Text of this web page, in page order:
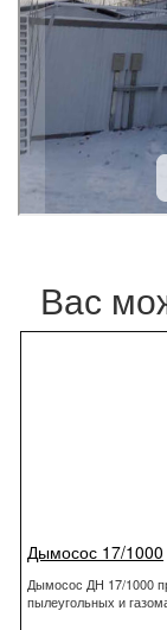
Вас
Дымосос 17/1000
Дымосос ДН 17/1000
пылеугольных и